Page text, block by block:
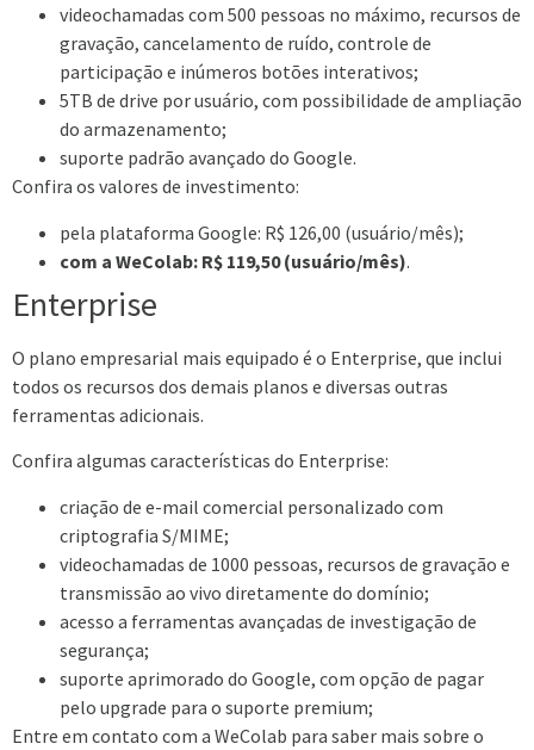
videochamadas com 500 pessoas no máximo, recursos de
gravação, cancelamento de ruído, controle de
participação e inúmeros botões interativos;
5TB de drive por usuário, com possibilidade de ampliação
do armazenamento;
suporte padrão avançado do Google.
Confira os valores de investimento:
pela plataforma Google: R$ 126,00 (usuário/mês);
com a WeColab: R$ 119,50 (usuário/mês).
Enterprise
O plano empresarial mais equipado é o Enterprise, que inclui
todos os recursos dos demais planos e diversas outras
ferramentas adicionais.
Confira algumas características do Enterprise:
criação de e-mail comercial personalizado com
criptografia S/MIME;
videochamadas de 1000 pessoas, recursos de gravação e
transmissão ao vivo diretamente do domínio;
acesso a ferramentas avançadas de investigação de
segurança;
suporte aprimorado do Google, com opção de pagar
pelo upgrade para o suporte premium;
Entre em contato com a WeColab para saber mais sobre o